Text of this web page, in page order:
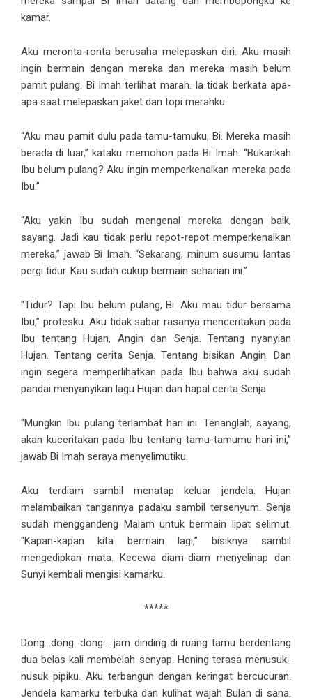
kamar.
Aku meronta-ronta berusaha melepaskan diri. Aku masih
ingin bermain dengan mereka dan mereka masih belum
pamit pulang. Bi Imah terlihat marah. Ia tidak berkata apa-
apa saat melepaskan jaket dan topi merahku.
“Aku mau pamit dulu pada tamu-tamuku, Bi. Mereka masih
berada di luar,” kataku memohon pada Bi Imah. “Bukankah
Ibu belum pulang? Aku ingin memperkenalkan mereka pada
Ibu.”
“Aku yakin Ibu sudah mengenal mereka dengan baik,
sayang. Jadi kau tidak perlu repot-repot memperkenalkan
mereka,” jawab Bi Imah. “Sekarang, minum susumu lantas
pergi tidur. Kau sudah cukup bermain seharian ini.”
“Tidur? Tapi Ibu belum pulang, Bi. Aku mau tidur bersama
Ibu,” protesku. Aku tidak sabar rasanya menceritakan pada
Ibu tentang Hujan, Angin dan Senja. Tentang nyanyian
Hujan. Tentang cerita Senja. Tentang bisikan Angin. Dan
ingin segera memperlihatkan pada Ibu bahwa aku sudah
pandai menyanyikan lagu Hujan dan hapal cerita Senja.
“Mungkin Ibu pulang terlambat hari ini. Tenanglah, sayang,
akan kuceritakan pada Ibu tentang tamu-tamumu hari ini,”
jawab Bi Imah seraya menyelimutiku.
Aku terdiam sambil menatap keluar jendela. Hujan
melambaikan tangannya padaku sambil tersenyum. Senja
sudah menggandeng Malam untuk bermain lipat selimut.
“Kapan-kapan kita bermain lagi,” bisiknya sambil
mengedipkan mata. Kecewa diam-diam menyelinap dan
Sunyi kembali mengisi kamarku.
*****
Dong…dong…dong… jam dinding di ruang tamu berdentang
dua belas kali membelah senyap. Hening terasa menusuk-
nusuk pipiku. Aku terbangun dengan keringat bercucuran.
Jendela kamarku terbuka dan kulihat wajah Bulan di sana.